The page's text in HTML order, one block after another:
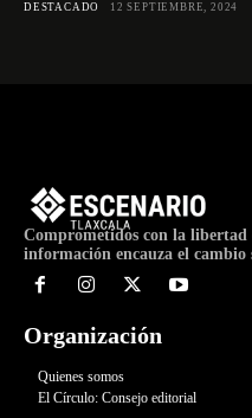
DESTACADO 12 SEPTIEMBRE, 2024
Comprometidos con la libertad
información encauza el cambio
Organización
Quienes somos
El Círculo: Consejo editorial